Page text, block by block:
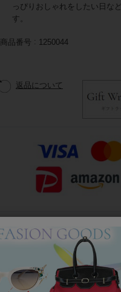
っぴりおしゃれをしたい日な
す。
商品番号 1250044
返品について